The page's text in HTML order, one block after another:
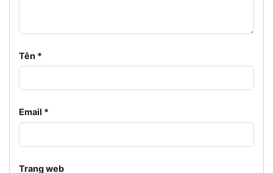
Tên *
Email *
Trang web